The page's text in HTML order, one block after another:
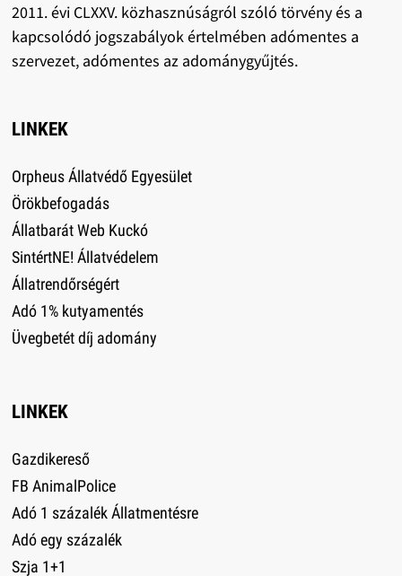
2011. évi CLXXV. közhasznúságról szóló törvény és a
kapcsolódó jogszabályok értelmében adómentes a
szervezet, adómentes az adománygyűjtés.
LINKEK
Orpheus Állatvédő Egyesület
Örökbefogadás
Állatbarát Web Kuckó
SintértNE! Állatvédelem
Állatrendőrségért
Adó 1% kutyamentés
Üvegbetét díj adomány
LINKEK
Gazdikereső
FB AnimalPolice
Adó 1 százalék Állatmentésre
Adó egy százalék
Szja 1+1